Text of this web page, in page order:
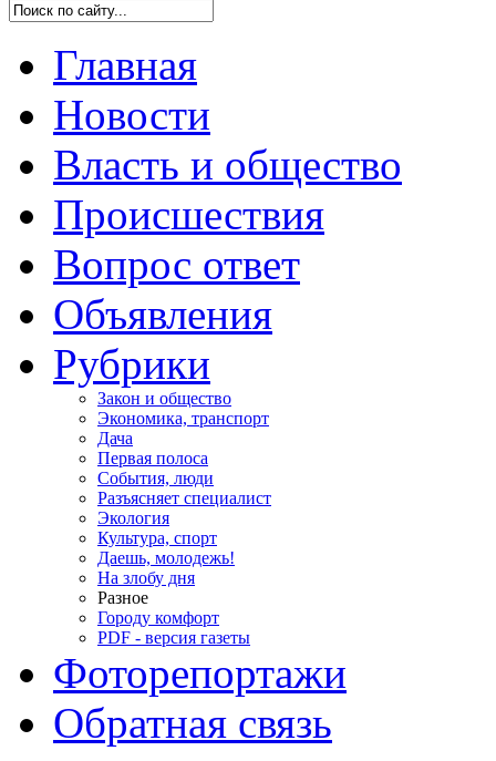
Главная
Новости
Власть и общество
Происшествия
Вопрос ответ
Объявления
Рубрики
Закон и общество
Экономика, транспорт
Дача
Первая полоса
События, люди
Разъясняет специалист
Экология
Культура, спорт
Даешь, молодежь!
На злобу дня
Разное
Городу комфорт
PDF - версия газеты
Фоторепортажи
Обратная связь